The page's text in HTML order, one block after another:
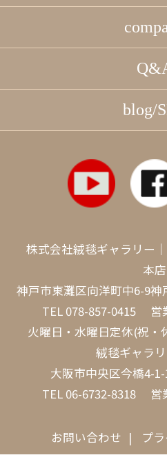
blog/
株式会社絨毯ギャラリー
本店
神戸市東灘区向洋町中6-9
TEL 078-857-0415 営
火曜日・水曜日定休(祝・
絨毯ギャラ
大阪市中央区今橋4-
TEL 06-6732-8318 営
お問い合わせ プ